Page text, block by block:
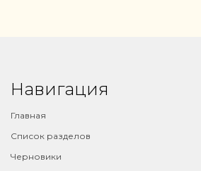
Навигация
Главная
Список разделов
Черновики